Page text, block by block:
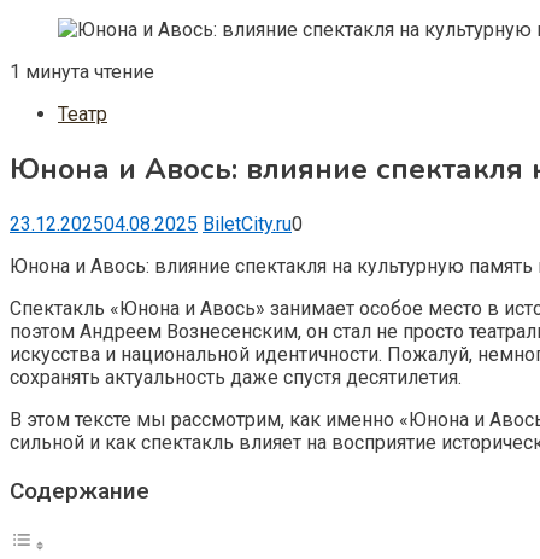
1 минута чтение
Театр
Юнона и Авось: влияние
23.12.202504.08.2025 BiletCity.ru0
Юнона и Авось: влияние спектакля на культурную память
Спектакль «Юнона и Авось» занимает особое место в
поэтом Андреем Вознесенским, он стал не просто
искусства и национальной идентичности. Пожалуй,
сохранять актуальность даже спустя десятилетия.
В этом тексте мы рассмотрим, как именно «Юнона и
сильной и как спектакль влияет на восприятие
Содержание